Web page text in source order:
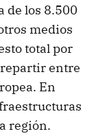
de los 8.500
medios
total por
entre
En
región.